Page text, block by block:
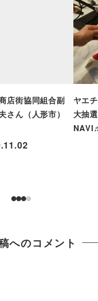
店街協同組合副
ん（人形市）
ヤエ
大抽
へのコメント